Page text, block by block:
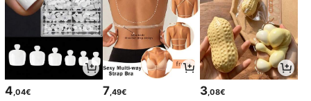
4 ,04€ 7 ,49€ 3 ,08€